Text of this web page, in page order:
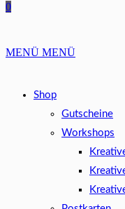
0
MENÜ MENÜ
Shop
Gutscheine
Workshops